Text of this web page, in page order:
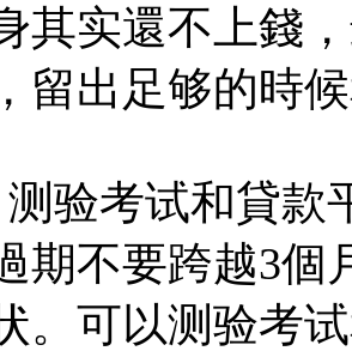
其实還不上錢
留出足够的時
测验考试和貸款
期不要跨越3個
。可以测验考